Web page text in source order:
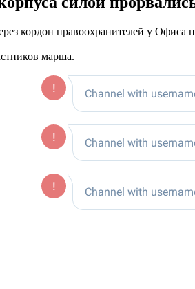
кордон правоохранителей у Офиса
марша.